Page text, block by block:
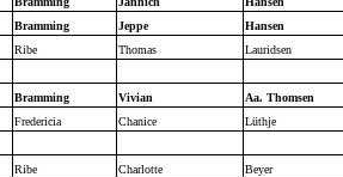
Bramming
Jeppe
Hansen
Ribe
Thomas Lauridsen
Bramming Vivian
Aa. Thomsen
Fredericia
Chanice Lüthje
Ribe Charlotte Beyer